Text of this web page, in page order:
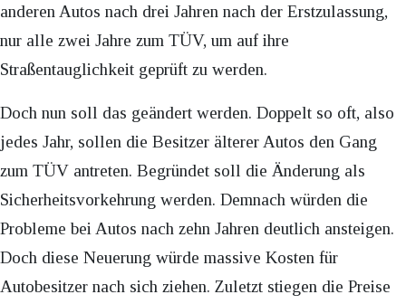
anderen Autos nach drei Jahren nach der Erstzulassung,
nur alle zwei Jahre zum TÜV, um auf ihre
Straßentauglichkeit geprüft zu werden.
Doch nun soll das geändert werden. Doppelt so oft, also
jedes Jahr, sollen die Besitzer älterer Autos den Gang
zum TÜV antreten. Begründet soll die Änderung als
Sicherheitsvorkehrung werden. Demnach würden die
Probleme bei Autos nach zehn Jahren deutlich ansteigen.
Doch diese Neuerung würde massive Kosten für
Autobesitzer nach sich ziehen. Zuletzt stiegen die Preise